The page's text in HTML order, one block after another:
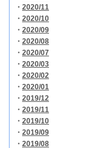
・ 2020/11
・ 2020/10
・ 2020/09
・ 2020/08
・ 2020/07
・ 2020/03
・ 2020/02
・ 2020/01
・ 2019/12
・ 2019/11
・ 2019/10
・ 2019/09
・ 2019/08